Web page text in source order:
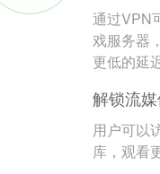
通过VPN
戏服务器
更低的延迟
解锁流
用户可以
库，观看